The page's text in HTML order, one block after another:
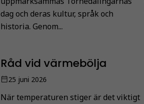
dag och deras kultur, språk och
historia. Genom...
Råd vid värmebölja
25 juni 2026
När temperaturen stiger är det viktigt